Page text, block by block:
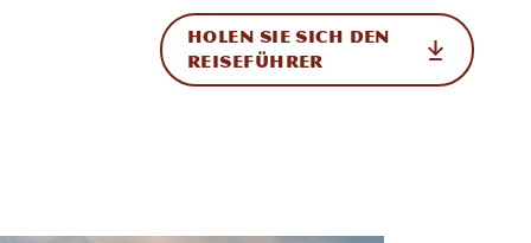
HOLEN SIE SICH DEN
REISEFÜHRER